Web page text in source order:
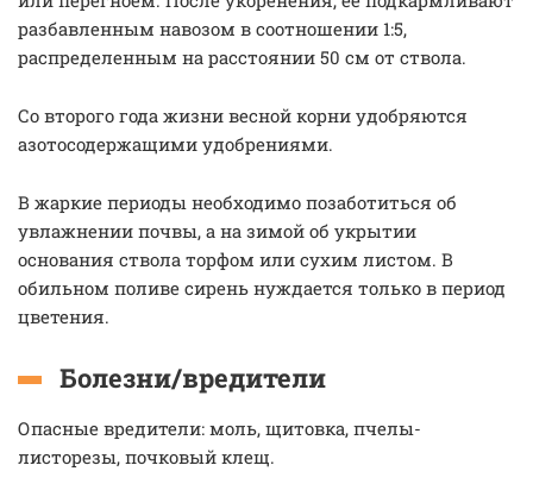
разбавленным навозом в соотношении 1:5,
распределенным на расстоянии 50 см от ствола.
Со второго года жизни весной корни удобряются
азотосодержащими удобрениями.
В жаркие периоды необходимо позаботиться об
увлажнении почвы, а на зимой об укрытии
основания ствола торфом или сухим листом. В
обильном поливе сирень нуждается только в период
цветения.
Болезни/вредители
Опасные вредители: моль, щитовка, пчелы-
листорезы, почковый клещ.